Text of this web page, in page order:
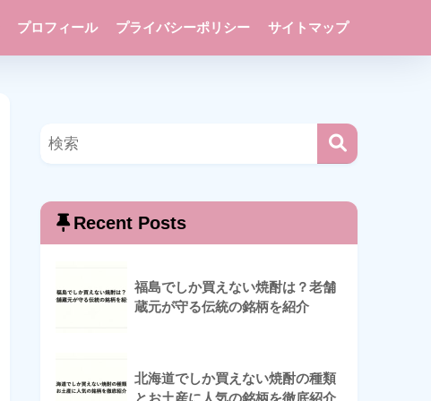
プロフィール プライバシーポリシー サイトマップ
Recent Posts
福島でしか買えない焼酎は？老舗
蔵元が守る伝統の銘柄を紹介
北海道でしか買えない焼酎の種類